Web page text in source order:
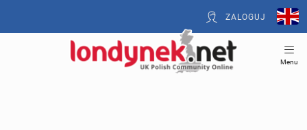
ZALOGUJ
Menu